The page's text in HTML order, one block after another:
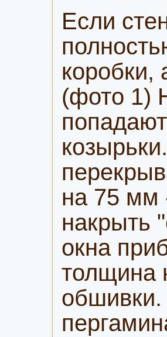
Если
коробки,
(фото 1)
на 75 мм
накрыть
окна
толщина
обшивки.